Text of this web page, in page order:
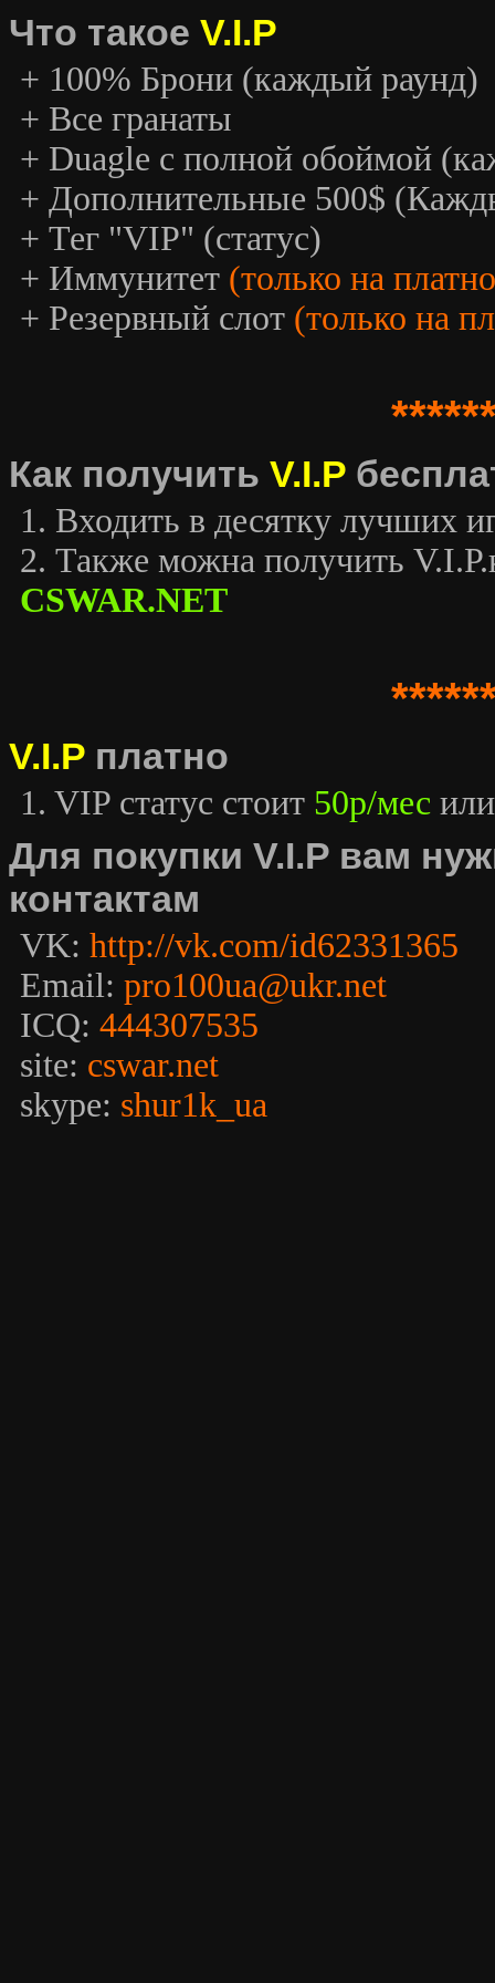
Что такое V.I.P
+ 100% Брони (каждый раунд)
+ Все гранаты
+ Duagle с полной обоймой
+ Дополнительные 500$
+ Тег "VIP" (статус)
+ Иммунитет (только на
+ Резервный слот (только на
Как получить V.I.P
1. Входить в десятку лучших
2. Также можна получить
CSWAR.NET
V.I.P платно
1. VIP статус стоит 50р/мес
Для покупки V.I.P вам
контактам
VK: http://vk.com/id62331365
Email: pro100ua@ukr.net
ICQ: 444307535
site: cswar.net
skype: shur1k_ua